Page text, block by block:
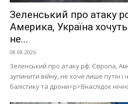
Зеленський про атаку
Америка, Україна
не...
08.08.2026
Зеленський про атаку рф: Європа,
зупинити війну, не хоче лише путін і
балістику та дрони<p>Внаслідок